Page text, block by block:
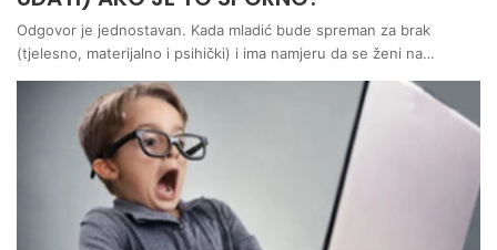
Odgovor je jednostavan. Kada mladić bude spreman za brak
(tjelesno, materijalno i psihički) i ima namjeru da se ženi na…